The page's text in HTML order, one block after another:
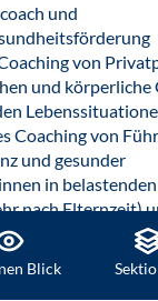
und
von
und
Coaching von
und gesunder
in belastenden
nach Elternzeit)
Blick